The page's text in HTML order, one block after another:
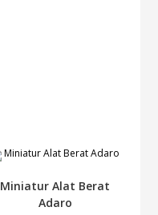
Miniatur Alat Berat
Adaro